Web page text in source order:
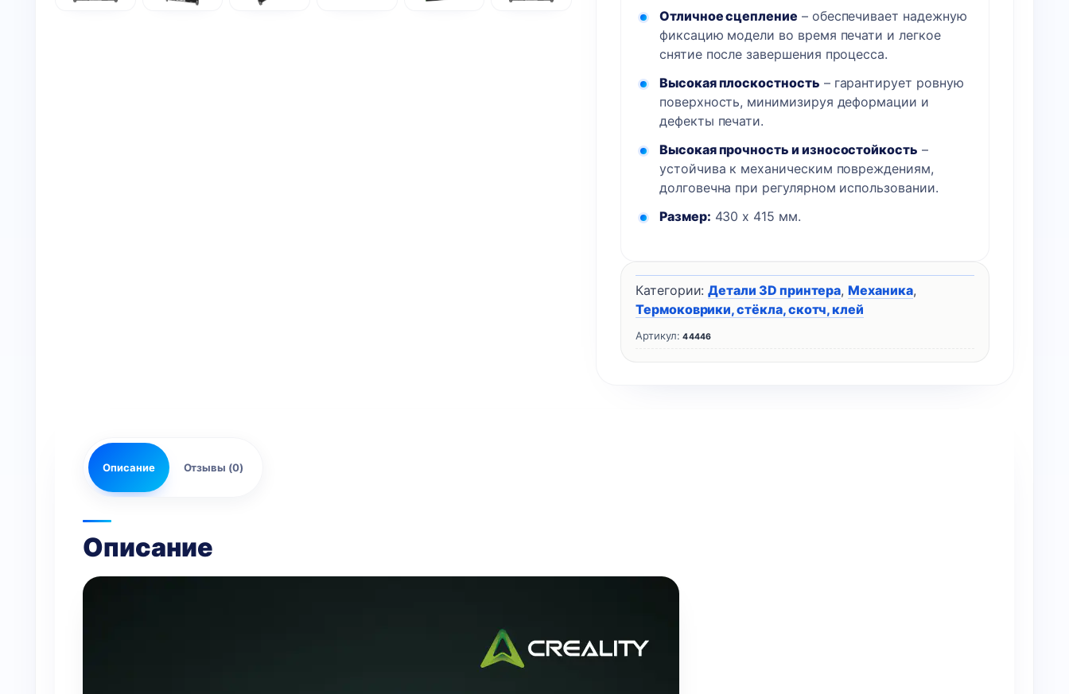
Отличное сцепление – обеспечивает надежную
фиксацию модели во время печати и легкое
снятие после завершения процесса.
Высокая плоскостность – гарантирует ровную
поверхность, минимизируя деформации и
дефекты печати.
Высокая прочность и износостойкость –
устойчива к механическим повреждениям,
долговечна при регулярном использовании.
Размер: 430 x 415 мм.
Max
415
Артикул:44446
Категории:Детали 3D принтера,Механика,
Термоковрики, стёкла, скотч, клей
Описание Отзывы (0)
Описание